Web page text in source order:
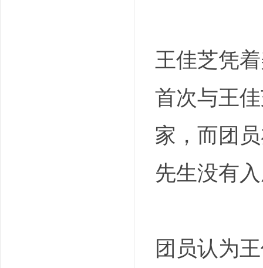
王佳芝凭
首次与王
家，而团
先生没有
团员认为